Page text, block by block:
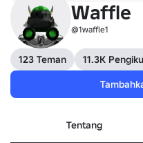
Waffle
@1waffle1
123 Teman 11.3K
Tentang